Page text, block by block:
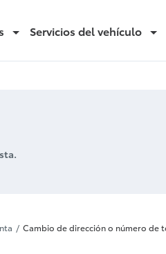
Servicios del vehículo
Cambio de dirección o número de